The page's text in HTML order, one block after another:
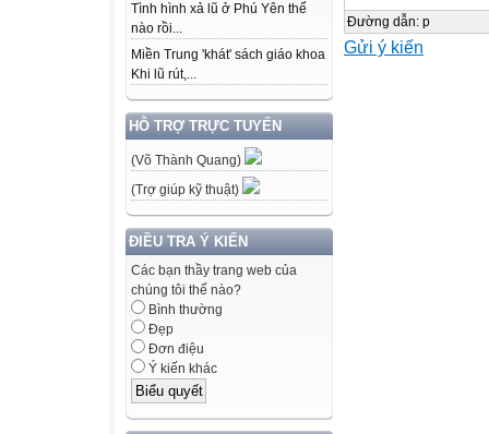
Tình hình xả lũ ở Phú Yên thế
nào rồi...
Miền Trung 'khát' sách giáo khoa
Khi lũ rút,...
HỖ TRỢ TRỰC TUYẾN
(Võ Thành Quang)
(Trợ giúp kỹ thuật)
ĐIỀU TRA Ý KIẾN
Các bạn thầy trang web của
chúng tôi thế nào?
Bình thường
Đẹp
Đơn điệu
Ý kiến khác
Inventions for
Đường dẫn: p
Gửi ý kiến